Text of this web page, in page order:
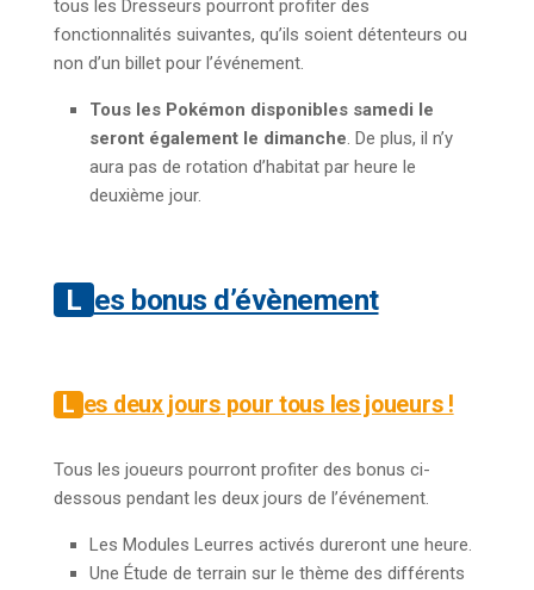
tous les Dresseurs pourront profiter des
fonctionnalités suivantes, qu’ils soient détenteurs ou
non d’un billet pour l’événement.
Tous les Pokémon disponibles samedi le
seront également le dimanche. De plus, il n’y
aura pas de rotation d’habitat par heure le
deuxième jour.
Les bonus d’évènement
Les deux jourspour tous les joueurs !
Tous les joueurs pourront profiter des bonus ci-
dessous pendant les deux jours de l’événement.
Les Modules Leurres activés dureront une heure.
Une Étude de terrain sur le thème des différents